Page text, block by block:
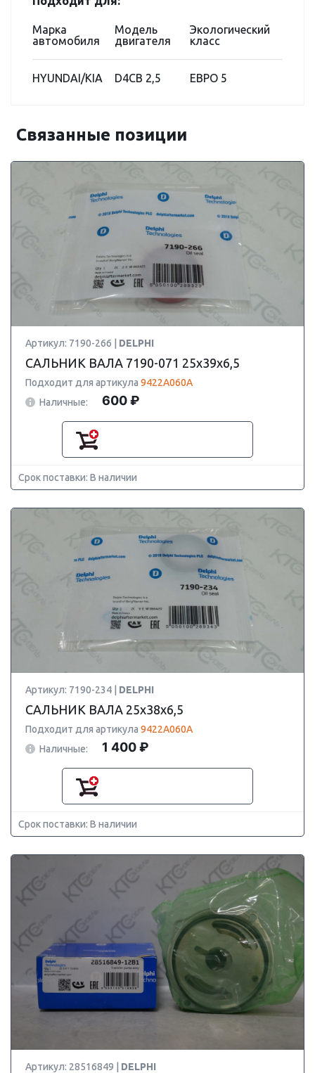
Марка
автомобиля
Модель
двигателя
Экологический
класс
HYUNDAI/KIA D4CB 2,5 ЕВРО 5
Связанные позиции
Артикул: 7190-266 | DELPHI
САЛЬНИК ВАЛА 7190-071 25х39х6,5
Подходит для артикула 9422A060A
Наличные:
600 ₽
Срок поставки: В наличии
Артикул: 7190-234 | DELPHI
САЛЬНИК ВАЛА 25х38х6,5
Подходит для артикула 9422A060A
Наличные:
1 400 ₽
Срок поставки: В наличии
Артикул: 28516849 | DELPHI